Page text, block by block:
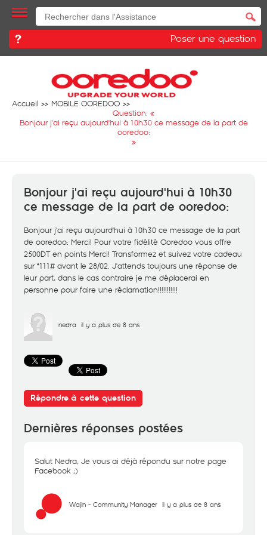
Poser une question
Accueil
MOBILE OOREDOO
Question: «
Bonjour j'ai reçu aujourd'hui à 10h30 ce message de la part de
ooredoo:
»
Bonjour j'ai reçu aujourd'hui à 10h30
ce message de la part de ooredoo:
Bonjour j'ai reçu aujourd'hui à 10h30 ce message de la part
de ooredoo: Merci! Pour votre fidélité Ooredoo vous offre
2500DT en points Merci! Transformez et suivez votre cadeau
sur *111# avant le 28/02. J'attends toujours une réponse de
leur part, dans le cas contraire je me déplacerai en
personne pour faire une réclamation!!!!!!!!!!!
nedra il y a plus de 8 ans
Répondre à cette question
Dernières réponses postées
Salut Nedra, Je vous ai déjà répondu sur notre page
Facebook ;)
Wajih - Community Manager il y a plus de 8 ans